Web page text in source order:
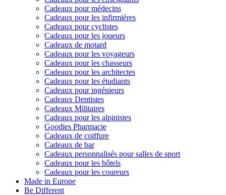
Cadeaux pour médecins
Cadeaux pour les infirmières
Cadeaux pour cyclistes
Cadeaux pour les joueurs
Cadeaux de motard
Cadeaux pour les voyageurs
Cadeaux pour les chasseurs
Cadeaux pour les architectes
Cadeaux pour les étudiants
Cadeaux pour ingénieurs
Cadeaux Dentistes
Cadeaux Militaires
Cadeaux pour les alpinistes
Goodies Pharmacie
Cadeaux de coiffure
Cadeaux de bar
Cadeaux personnalisés pour salles de sport
Cadeaux pour les hôtels
Cadeaux pour les coureurs
Made in Europe
Be Different